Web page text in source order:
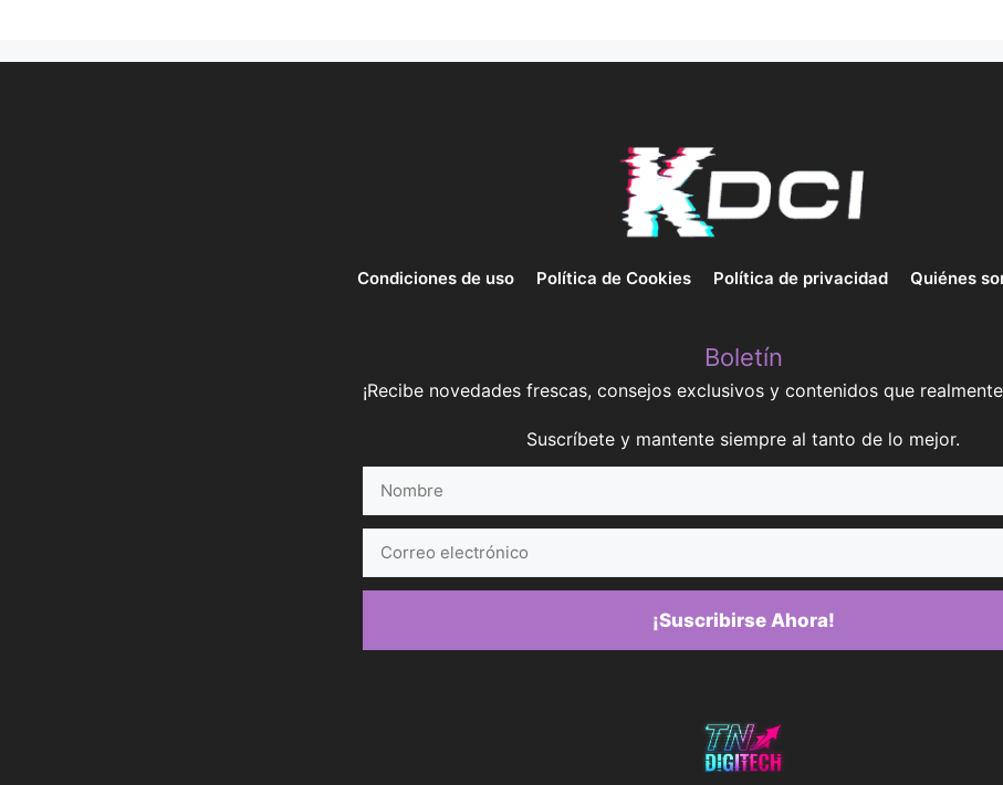
Condiciones de uso Política de Cookies Política de privacidad Quiénes
Boletín
¡Recibe novedades frescas, consejos exclusivos y contenidos que
Suscríbete y mantente siempre al tanto de lo mejor.
electrónico
¡Suscribirse Ahora!